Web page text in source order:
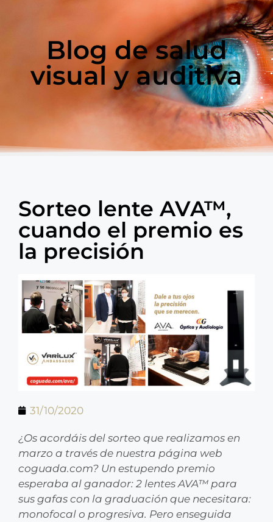
Blog de salud
visual y auditiva
Sorteo lente AVA™,
cuando el premio es
la precisión
31/10/2020
¿Os acordáis del sorteo que realizamos en
marzo a través de nuestra página web
coguada.com? Un estupendo premio
esperaba al ganador: 2 lentes AVA™ para
sus gafas con la graduación que necesitara:
monofocal o progresiva. Pero enseguida